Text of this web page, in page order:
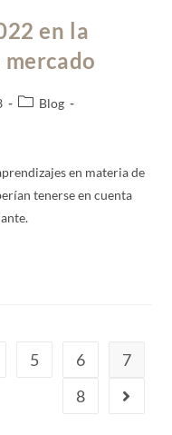
en la
mercado
Blog
en materia de
tenerse en cuenta
5 6
7
8